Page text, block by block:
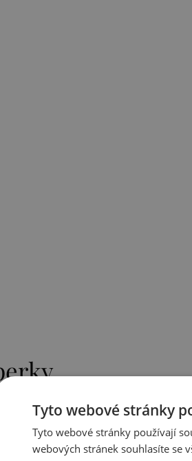
Tyto webové stránky
Tyto webové stránky používají
webových stránek souhlasíte se